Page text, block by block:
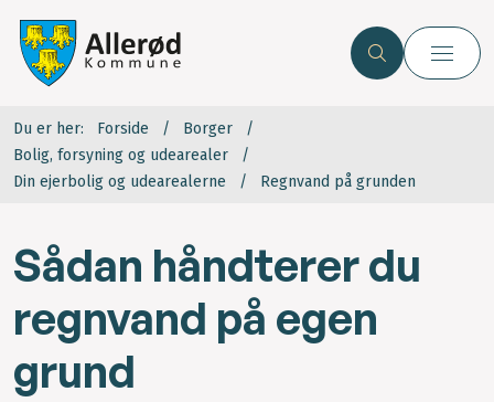
Du er her: Forside
Borger
Bolig, forsyning og udearealer
Din ejerbolig og udearealerne
Regnvand på grunden
Sådan håndterer du
regnvand på egen
grund